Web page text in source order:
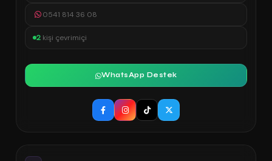
0541 814 36 08
2 kişi çevrimiçi
WhatsApp Destek